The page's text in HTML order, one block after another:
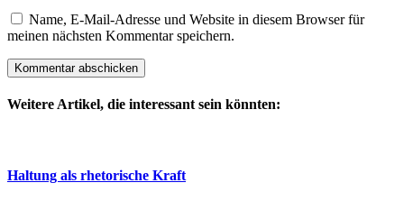
Name, E-Mail-Adresse und Website in diesem Browser für
meinen nächsten Kommentar speichern.
Weitere Artikel, die interessant sein könnten:
Haltung als rhetorische Kraft